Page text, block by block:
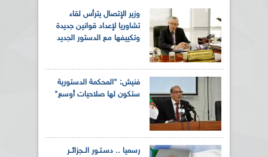
وزير الإتصال يترأس لقاء
تشاوريا لإعداد قوانين جديدة
وتكييفها مع الدستور الجديد
فنيش: "المحكمة الدستورية
ستكون لها صلاحيات أوسع"
رسميا .. دسـتـور الــجزائــر